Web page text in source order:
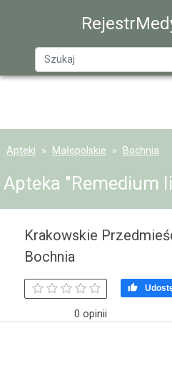
Apteki Małopolskie Bochnia
Apteka "Remedium
Krakowskie
Bochnia
0 opinii
